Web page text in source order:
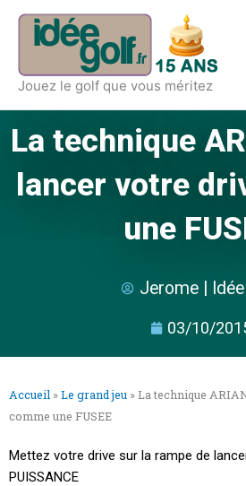
Aller
contenu
Jouez le golf que vous méritez
La technique
lancer votre
une
Jerome |
03/10/
Accueil »Le grand jeu » La technique
comme une FUSEE
Mettez votre drive sur la rampe de
PUISSANCE